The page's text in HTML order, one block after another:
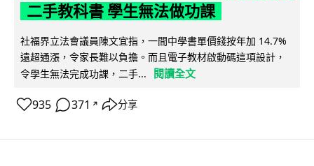
二手教科書 學生無法做功課
社福界立法會議員陳文宜指，一間中學書單價錢按年加 14.7%
遠超通漲，令家長難以負擔。而且電子教材啟動碼這項設計，
令學生無法完成功課，二手...
閱讀全文
935 371 ↗ 分享